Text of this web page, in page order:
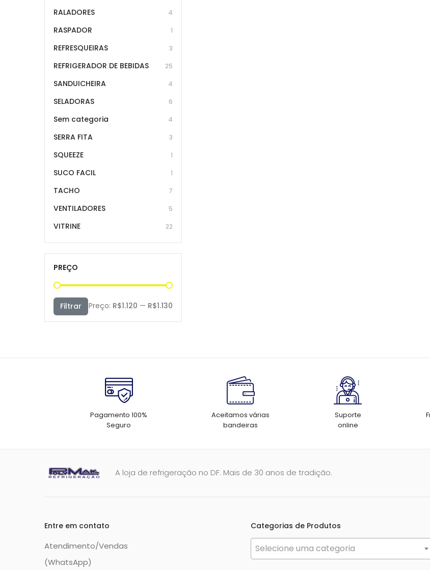
RALADORES 4
RASPADOR 1
REFRESQUEIRAS 3
REFRIGERADOR DE BEBIDAS 25
SANDUICHEIRA 4
SELADORAS 6
Sem categoria 4
SERRA FITA 3
SQUEEZE 1
SUCO FACIL 1
TACHO 7
VENTILADORES 5
VITRINE 22
PREÇO
mínimo
máximo
Filtrar Preço: R$1.120 — R$1.130
Pagamento 100%
Seguro
Aceitamos várias
bandeiras
Suporte
online
A loja de refrigeração no DF. Mais de 30 anos de tradição.
Entre em contato
Atendimento/Vendas
(WhatsApp)
Categorias de Produtos
Selecione uma categoria